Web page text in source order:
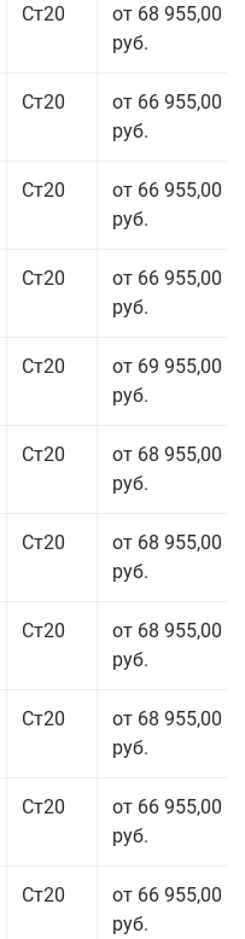
Ст20
от 68 955,00
руб.
Ст20
от 66 955,00
руб.
Ст20
от 66 955,00
руб.
Ст20
от 66 955,00
руб.
Ст20
от 69 955,00
руб.
Ст20
от 68 955,00
руб.
Ст20
от 68 955,00
руб.
Ст20
от 68 955,00
руб.
Ст20
от 68 955,00
руб.
Ст20
от 66 955,00
руб.
Ст20
от 66 955,00
руб.